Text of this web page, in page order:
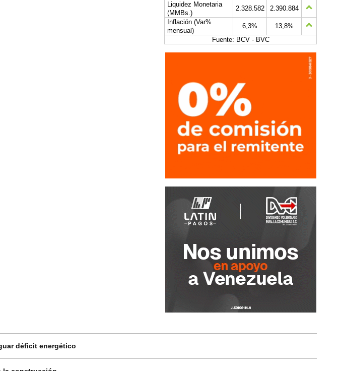
Liquidez Monetaria
(MMBs.)
2.328.582
2.390.884
Inflación (Var%
mensual)
6,3%
13,8%
Fuente: BCV - BVC
déficit energético